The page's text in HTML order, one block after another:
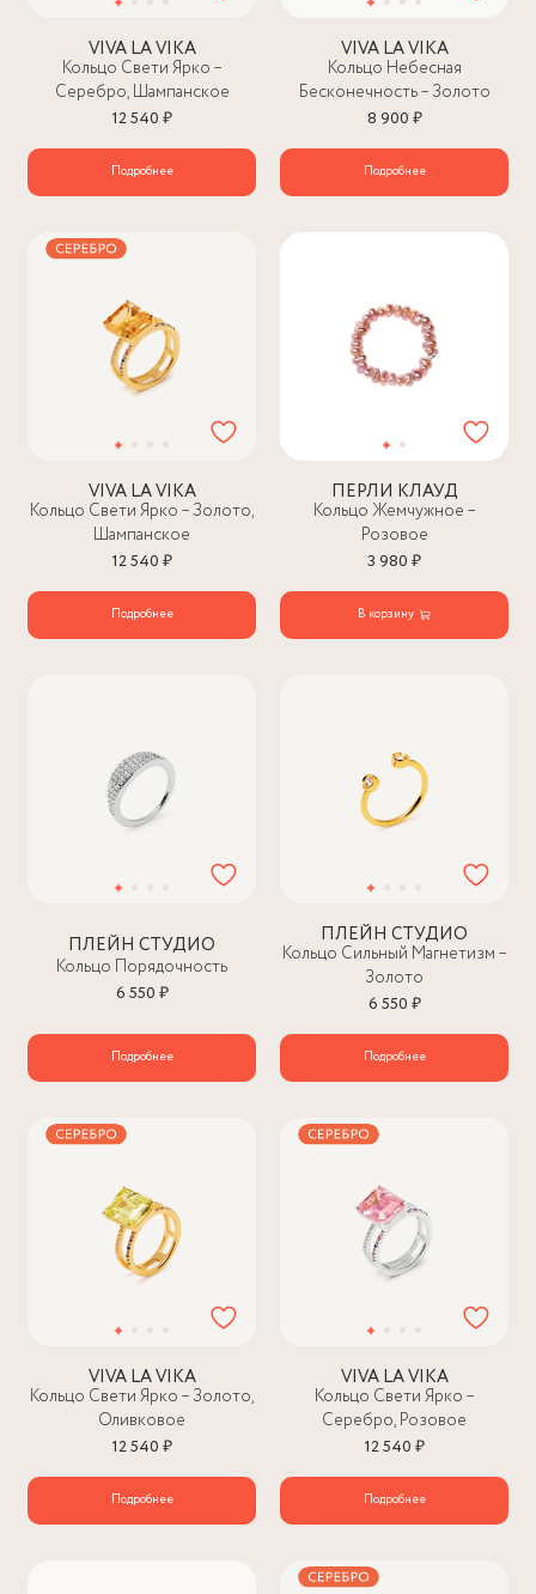
VIVA LA VIKA
Кольцо Свети Ярко –
Серебро, Шампанское
12 540 ₽
Подробнее
VIVA LA VIKA
Кольцо Небесная
Бесконечность – Золото
8 900 ₽
Подробнее
VIVA LA VIKA
Кольцо Свети Ярко – Золото,
Шампанское
12 540 ₽
Подробнее
ПЕРЛИ КЛАУД
Кольцо Жемчужное –
Розовое
3 980 ₽
В корзину
ПЛЕЙН СТУДИО
Кольцо Порядочность
6 550 ₽
Подробнее
ПЛЕЙН СТУДИО
Кольцо Сильный Магнетизм –
Золото
6 550 ₽
Подробнее
VIVA LA VIKA
Кольцо Свети Ярко – Золото,
Оливковое
12 540 ₽
Подробнее
VIVA LA VIKA
Кольцо Свети Ярко –
Серебро, Розовое
12 540 ₽
Подробнее